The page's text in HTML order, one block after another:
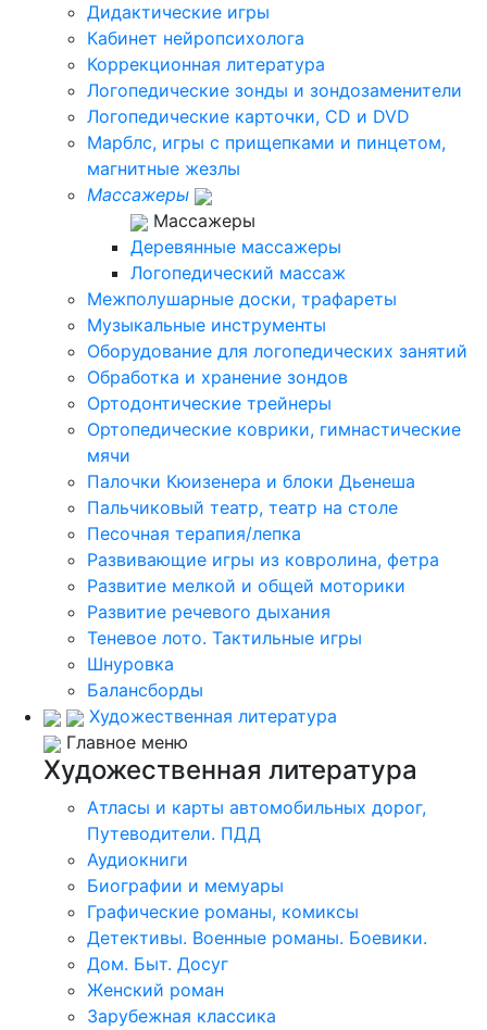
Дидактические игры
Кабинет нейропсихолога
Коррекционная литература
Логопедические зонды и зондозаменители
Логопедические карточки, CD и DVD
Марблс, игры с прищепками и пинцетом,
магнитные жезлы
Массажеры
Массажеры
Деревянные массажеры
Логопедический массаж
Межполушарные доски, трафареты
Музыкальные инструменты
Оборудование для логопедических занятий
Обработка и хранение зондов
Ортодонтические трейнеры
Ортопедические коврики, гимнастические
мячи
Палочки Кюизенера и блоки Дьенеша
Пальчиковый театр, театр на столе
Песочная терапия/лепка
Развивающие игры из ковролина, фетра
Развитие мелкой и общей моторики
Развитие речевого дыхания
Теневое лото. Тактильные игры
Шнуровка
Балансборды
Художественная литература
Главное меню
Художественная литература
Атласы и карты автомобильных дорог,
Путеводители. ПДД
Аудиокниги
Биографии и мемуары
Графические романы, комиксы
Детективы. Военные романы. Боевики.
Дом. Быт. Досуг
Женский роман
Зарубежная классика